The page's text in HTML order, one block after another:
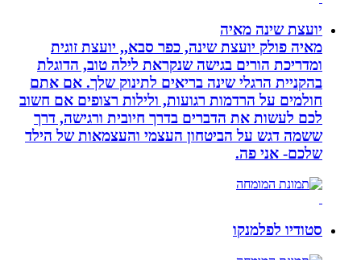
יועצת שינה מאיה
מאיה פולק יועצת שינה, כפר סבא,, יועצת זוגית
ומדריכת הורים בגישה שנקראת לילה טוב, הדוגלת
בהקניית הרגלי שינה בריאים לתינוק שלך. אם אתם
חולמים על הרדמות רגועות, ולילות רצופים אם חשוב
לכם לעשות את הדברים בדרך חיובית ורגישה, דרך
ששמה דגש על הביטחון העצמי והעצמאות של הילד
שלכם- אני פה.
סטודיו לפלמנקו